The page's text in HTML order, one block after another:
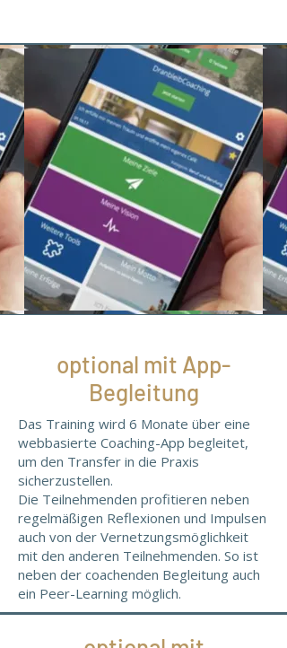
optional mit App-
Begleitung
Das Training wird 6 Monate über eine
webbasierte Coaching-App begleitet,
um den Transfer in die Praxis
sicherzustellen.
Die Teilnehmenden profitieren neben
regelmäßigen Reflexionen und Impulsen
auch von der Vernetzungsmöglichkeit
mit den anderen Teilnehmenden. So ist
neben der coachenden Begleitung auch
ein Peer-Learning möglich.